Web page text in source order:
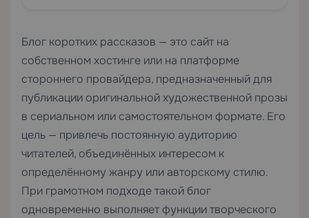
Блог коротких рассказов — это сайт на
собственном хостинге или на платформе
стороннего провайдера, предназначенный для
публикации оригинальной художественной прозы
в сериальном или самостоятельном формате. Его
цель — привлечь постоянную аудиторию
читателей, объединённых интересом к
определённому жанру или авторскому стилю.
При грамотном подходе такой блог
одновременно выполняет функции творческого